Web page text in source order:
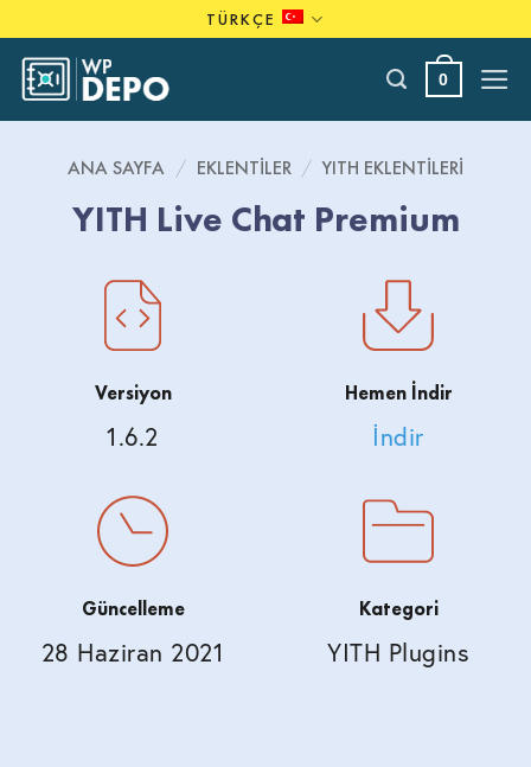
to
content
TÜRKÇE
0
ANA SAYFA / EKLENTILER / YITH EKLENTILERI
YITH Live Chat Premium
Versiyon
1.6.2
Hemen İndir
İndir
Güncelleme
28 Haziran 2021
Kategori
YITH Plugins